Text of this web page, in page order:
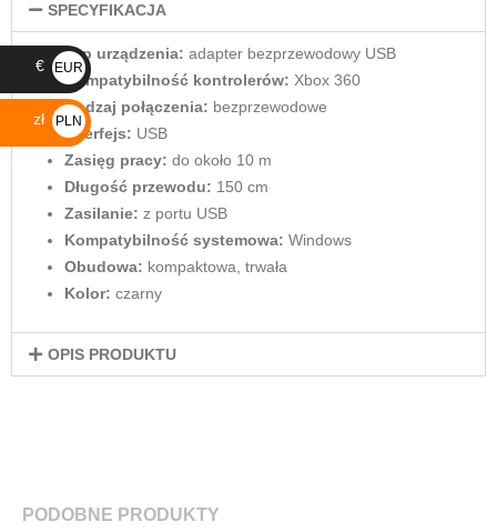
SPECYFIKACJA
Typ urządzenia: adapter bezprzewodowy USB
Kompatybilność kontrolerów: Xbox 360
Rodzaj połączenia: bezprzewodowe
Interfejs: USB
Zasięg pracy: do około 10 m
Długość przewodu: 150 cm
Zasilanie: z portu USB
Kompatybilność systemowa: Windows
Obudowa: kompaktowa, trwała
Kolor: czarny
OPIS PRODUKTU
PODOBNE PRODUKTY
€
EUR
€
zł
PLN
zł